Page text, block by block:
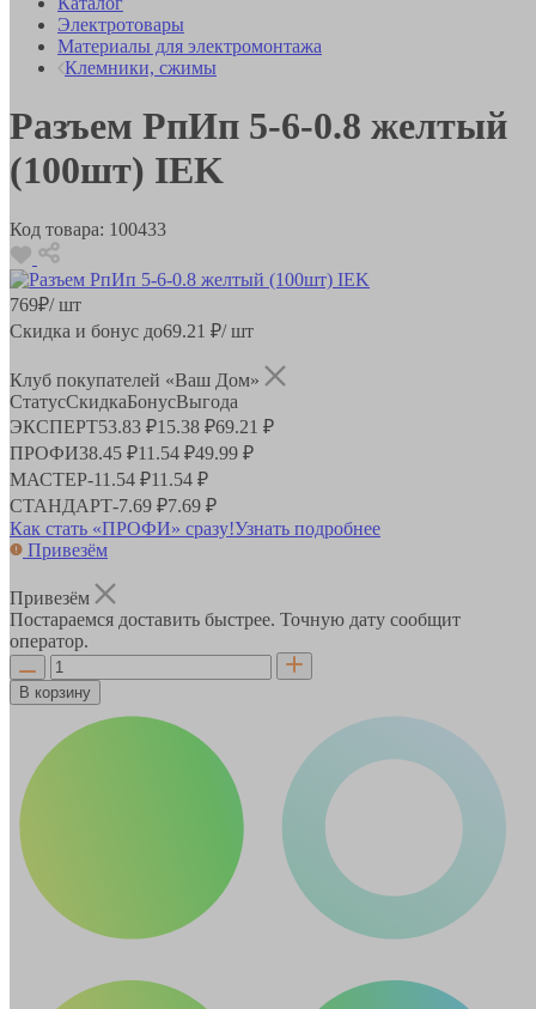
Электротовары
Материалы для электромонтажа
Клемники, сжимы
Разъем РпИп 5-6-0.8 желтый
(100шт) IEK
Код товара: 100433
769₽/ шт
Скидка и бонус до69.21 ₽/ шт
Клуб покупателей «Ваш Дом»
СтатусСкидкаБонусВыгода
ЭКСПЕРТ53.83 ₽15.38 ₽69.21 ₽
ПРОФИ38.45 ₽11.54 ₽49.99 ₽
МАСТЕР-11.54 ₽11.54 ₽
СТАНДАРТ-7.69 ₽7.69 ₽
Как стать «ПРОФИ» сразу!Узнать подробнее
Привезём
Привезём
Постараемся доставить быстрее. Точную дату сообщит
оператор.
В корзину